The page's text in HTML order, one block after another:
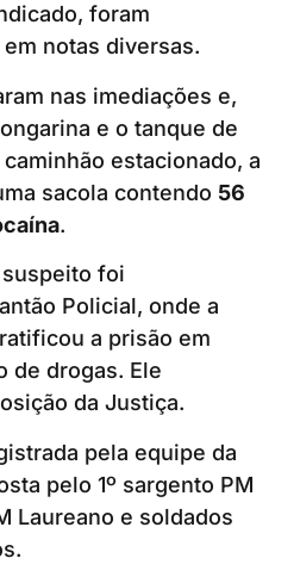
foram
notas diversas.
nas imediações e,
e o tanque de
estacionado, a
sacola contendo 56
.
foi
Policial, onde a
a prisão em
de drogas. Ele
da Justiça.
pela equipe da
pelo 1º sargento PM
Laureano e soldados